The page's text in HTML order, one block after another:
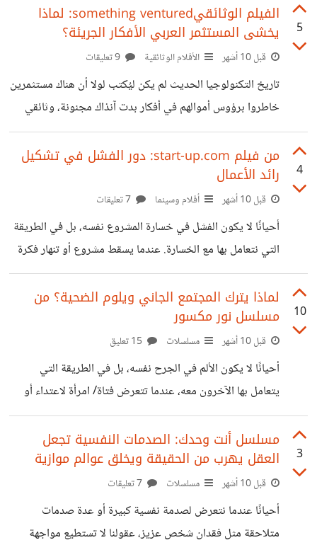
تتيح لهم تحمل مسؤولية الزواج أصلًا، فقط لإرضاء أسرة متسلطة
أو بسبب الحاجة للمال. وهذا ما تناوله مسلسل أيام إذ تجبر غادة
الفتاة الجميلة الجامعية الفقيرة بالموافقة على الزواج من سامر
فتى من ذوي الاحتياجات الخاصة والذي يعاني من إعاقة ذهنية ،
لتذوق معه أسوء أيام حياتها والتي تنتهي بموتها
5
الفيلم الوثائقيsomething ventured: لماذا
يخشى المستثمر العربي الأفكار الجريئة؟
قبل 10 أشهر الأفلام الوثائقية
تاريخ التكنولوجيا الحديث لم يكن ليُكتب لولا أن هناك مستثمرين
خاطروا برؤوس أموالهم في أفكار بدت آنذاك مجنونة، وثائقي
Something Ventured يفتح نافذة على قصص رجال ونساء
آمنوا بمشاريع مثل Apple وIntel وCisco، بينما العالم لم يكن
يرى فيها إلا مغامرات متهورة. تخيل لو لم يجد ستيف جوبز من
يصدق في حلمه، أو لم يغامر أحد بالاستثمار في "نتفليكس"
عندما كانت مجرد خدمة لتأجير الأقراص بالبريد، ربما كان شكل
حياتنا مختلف تماماً اليوم في رأيي الاستثمار الجرئ ليس فقط
4
من فيلم start-up.com: دور الفشل في تشكيل
رائد الأعمال
قبل 10 أشهر أفلام وسينما
أحيانًا لا يكون الفشل في خسارة المشروع نفسه، بل في الطريقة
التي نتعامل بها مع الخسارة. عندما يسقط مشروع أو تنهار فكرة
كنا نؤمن بها، أول ما نحتاجه هو الفهم والهدوء… لكن غالبًا ما نجد
من حولنا يقولون: “قلتلك من الأول دي فكرة فاشلة!” هذا بالضبط
مشروعهم بحماس لا يُوصف. شابان في العشرينات، حلمهم أن
يغيّروا العالم عبر موقع إلكتروني. كانت البداية مذهلة تمويل
ضخم، مكاتب فخمة، ومقابلات إعلامية. لكن الحلم
10
لماذا يترك المجتمع الجاني ويلوم الضحية؟ من
مسلسل نور مكسور
قبل 10 أشهر مسلسلات
أحيانًا لا يكون الألم في الجرح نفسه، بل في الطريقة التي
يتعامل بها الآخرون معه، عندما تتعرض فتاة/ امرأة لاعتداء أو
تحرش، فإن أول ما تحتاجه هو الدعم والأمان، لكنها غالبًا تجد من
ذهبت لتحتمي بهم يقولون لها "أنتِ السبب"! هذا ما حدث مع
"نور"بطلة مسلسل نور مكسور، التي حدث لها حادث اغتصاب
ولكن عندما ذهبت لتحكي لخطيبها ما حدث قال لها : "مفيش
واحدة بتُغتصب، في واحدة بتدي سِكة." الجملة هنا كانت أشد
وقعًا من الاعتداء نفسه، لأنها لم
3
مسلسل أنت وحدك: الصدمات النفسية تجعل
العقل يهرب من الحقيقة ويخلق عوالم موازية
قبل 10 أشهر مسلسلات
أحيانًا عندما نتعرض لصدمة نفسية كبيرة أو عدة صدمات
متلاحقة مثل فقدان شخص عزيز، عقولنا لا تستطيع مواجهة